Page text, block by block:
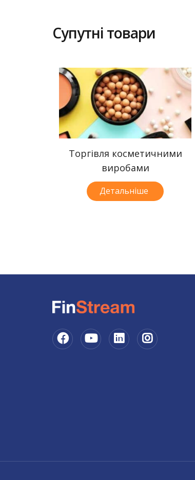
Супутні товари
Торгівля косметичними
виробами
Детальніше